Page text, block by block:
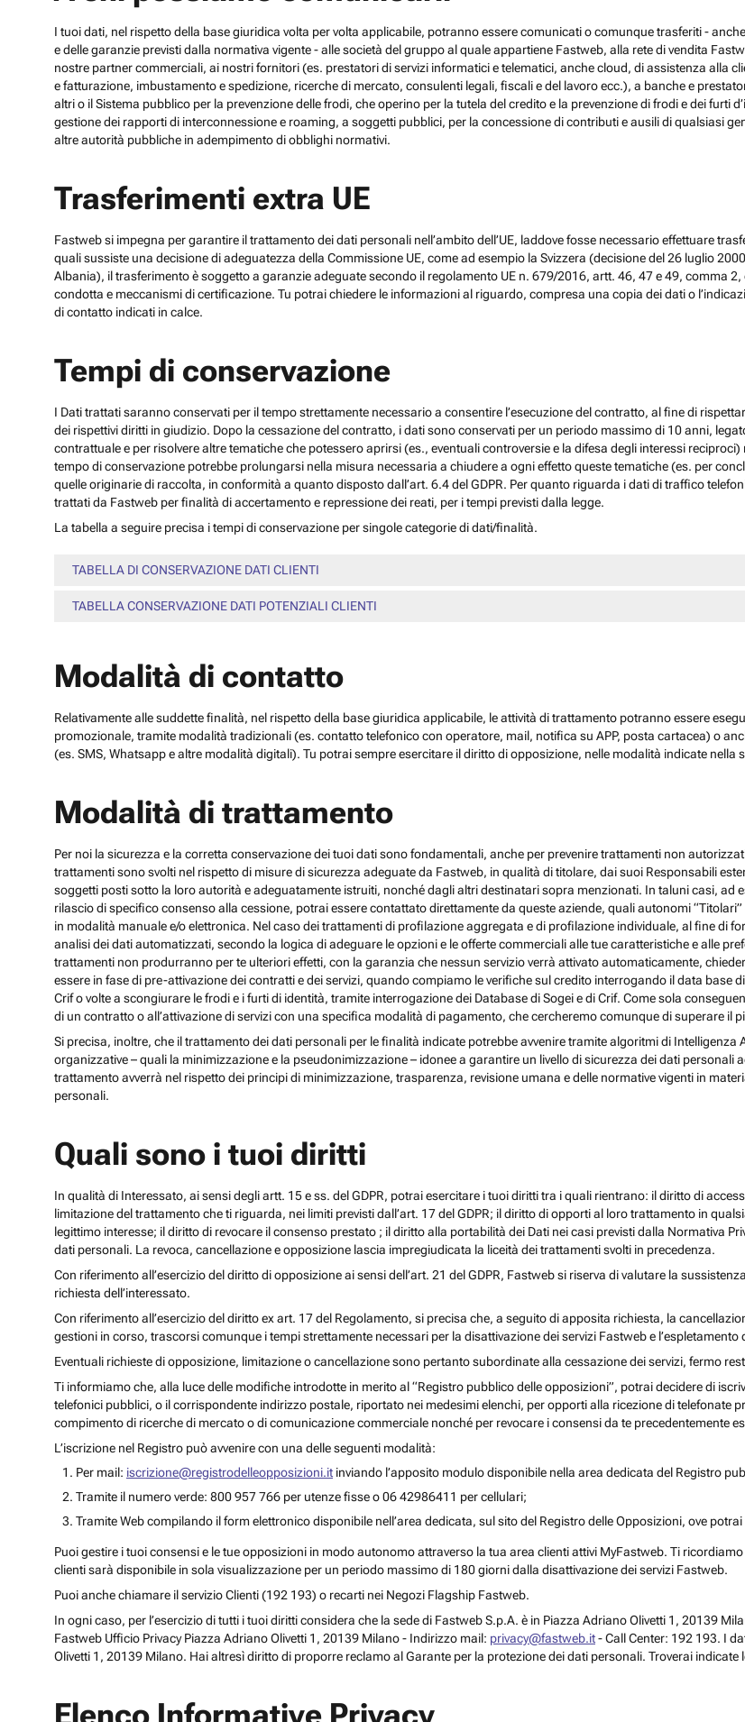
I tuoi dati, nel rispetto della base giuridica volta per volta applicabile, potranno essere comunicati o comunque trasferiti -
e delle garanzie previsti dalla normativa vigente - alle società del gruppo al quale appartiene Fastweb, alla rete di vendita
nostre partner commerciali, ai nostri fornitori (es. prestatori di servizi informatici e telematici, anche cloud, di assistenza alla
e fatturazione, imbustamento e spedizione, ricerche di mercato, consulenti legali, fiscali e del lavoro ecc.), a banche e
altri o il Sistema pubblico per la prevenzione delle frodi, che operino per la tutela del credito e la prevenzione di frodi e dei furti
gestione dei rapporti di interconnessione e roaming, a soggetti pubblici, per la concessione di contributi e ausili di qualsiasi
altre autorità pubbliche in adempimento di obblighi normativi.
Trasferimenti extra UE
Fastweb si impegna per garantire il trattamento dei dati personali nell’ambito dell’UE, laddove fosse necessario effettuare
quali sussiste una decisione di adeguatezza della Commissione UE, come ad esempio la Svizzera (decisione del 26 luglio
Albania), il trasferimento è soggetto a garanzie adeguate secondo il regolamento UE n. 679/2016, artt. 46, 47 e 49, comma
condotta e meccanismi di certificazione. Tu potrai chiedere le informazioni al riguardo, compresa una copia dei dati o
di contatto indicati in calce.
Tempi di conservazione
I Dati trattati saranno conservati per il tempo strettamente necessario a consentire l’esecuzione del contratto, al fine di
dei rispettivi diritti in giudizio. Dopo la cessazione del contratto, i dati sono conservati per un periodo massimo di 10 anni,
contrattuale e per risolvere altre tematiche che potessero aprirsi (es., eventuali controversie e la difesa degli interessi
tempo di conservazione potrebbe prolungarsi nella misura necessaria a chiudere a ogni effetto queste tematiche (es. per
quelle originarie di raccolta, in conformità a quanto disposto dall’art. 6.4 del GDPR. Per quanto riguarda i dati di traffico
trattati da Fastweb per finalità di accertamento e repressione dei reati, per i tempi previsti dalla legge.
La tabella a seguire precisa i tempi di conservazione per singole categorie di dati/finalità.
TABELLA DI CONSERVAZIONE DATI CLIENTI
TABELLA CONSERVAZIONE DATI POTENZIALI CLIENTI
Modalità di contatto
Relativamente alle suddette finalità, nel rispetto della base giuridica applicabile, le attività di trattamento potranno essere
promozionale, tramite modalità tradizionali (es. contatto telefonico con operatore, mail, notifica su APP, posta cartacea) o
(es. SMS, Whatsapp e altre modalità digitali). Tu potrai sempre esercitare il diritto di opposizione, nelle modalità indicate nella
Modalità di trattamento
Per noi la sicurezza e la corretta conservazione dei tuoi dati sono fondamentali, anche per prevenire trattamenti non
trattamenti sono svolti nel rispetto di misure di sicurezza adeguate da Fastweb, in qualità di titolare, dai suoi Responsabili
soggetti posti sotto la loro autorità e adeguatamente istruiti, nonché dagli altri destinatari sopra menzionati. In taluni casi, ad
rilascio di specifico consenso alla cessione, potrai essere contattato direttamente da queste aziende, quali autonomi
in modalità manuale e/o elettronica. Nel caso dei trattamenti di profilazione aggregata e di profilazione individuale, al fine di
analisi dei dati automatizzati, secondo la logica di adeguare le opzioni e le offerte commerciali alle tue caratteristiche e alle
trattamenti non produrranno per te ulteriori effetti, con la garanzia che nessun servizio verrà attivato automaticamente,
essere in fase di pre-attivazione dei contratti e dei servizi, quando compiamo le verifiche sul credito interrogando il data
Crif o volte a scongiurare le frodi e i furti di identità, tramite interrogazione dei Database di Sogei e di Crif. Come sola
di un contratto o all’attivazione di servizi con una specifica modalità di pagamento, che cercheremo comunque di superare il
Si precisa, inoltre, che il trattamento dei dati personali per le finalità indicate potrebbe avvenire tramite algoritmi di
organizzative – quali la minimizzazione e la pseudonimizzazione – idonee a garantire un livello di sicurezza dei dati personali
trattamento avverrà nel rispetto dei principi di minimizzazione, trasparenza, revisione umana e delle normative vigenti in
personali.
Quali sono i tuoi diritti
In qualità di Interessato, ai sensi degli artt. 15 e ss. del GDPR, potrai esercitare i tuoi diritti tra i quali rientrano: il diritto di
limitazione del trattamento che ti riguarda, nei limiti previsti dall’art. 17 del GDPR; il diritto di opporti al loro trattamento in
legittimo interesse; il diritto di revocare il consenso prestato ; il diritto alla portabilità dei Dati nei casi previsti dalla Normativa
dati personali. La revoca, cancellazione e opposizione lascia impregiudicata la liceità dei trattamenti svolti in precedenza.
Con riferimento all’esercizio del diritto di opposizione ai sensi dell’art. 21 del GDPR, Fastweb si riserva di valutare la
richiesta dell’interessato.
Con riferimento all’esercizio del diritto ex art. 17 del Regolamento, si precisa che, a seguito di apposita richiesta, la
gestioni in corso, trascorsi comunque i tempi strettamente necessari per la disattivazione dei servizi Fastweb e
Eventuali richieste di opposizione, limitazione o cancellazione sono pertanto subordinate alla cessazione dei servizi, fermo
Ti informiamo che, alla luce delle modifiche introdotte in merito al “Registro pubblico delle opposizioni”, potrai decidere di
telefonici pubblici, o il corrispondente indirizzo postale, riportato nei medesimi elenchi, per opporti alla ricezione di telefonate
compimento di ricerche di mercato o di comunicazione commerciale nonché per revocare i consensi da te precedentemente
L’iscrizione nel Registro può avvenire con una delle seguenti modalità:
Per mail: iscrizione@registrodelleopposizioni.it inviando l’apposito modulo disponibile nella area dedicata del Registro
Tramite il numero verde: 800 957 766 per utenze fisse o 06 42986411 per cellulari;
Tramite Web compilando il form elettronico disponibile nell’area dedicata, sul sito del Registro delle Opposizioni, ove
Puoi gestire i tuoi consensi e le tue opposizioni in modo autonomo attraverso la tua area clienti attivi MyFastweb. Ti
clienti sarà disponibile in sola visualizzazione per un periodo massimo di 180 giorni dalla disattivazione dei servizi Fastweb.
Puoi anche chiamare il servizio Clienti (192 193) o recarti nei Negozi Flagship Fastweb.
In ogni caso, per l’esercizio di tutti i tuoi diritti considera che la sede di Fastweb S.p.A. è in Piazza Adriano Olivetti 1, 20139
Fastweb Ufficio Privacy Piazza Adriano Olivetti 1, 20139 Milano - Indirizzo mail: privacy@fastweb.it- Call Center: 192 193. I
Olivetti 1, 20139 Milano. Hai altresì diritto di proporre reclamo al Garante per la protezione dei dati personali. Troverai